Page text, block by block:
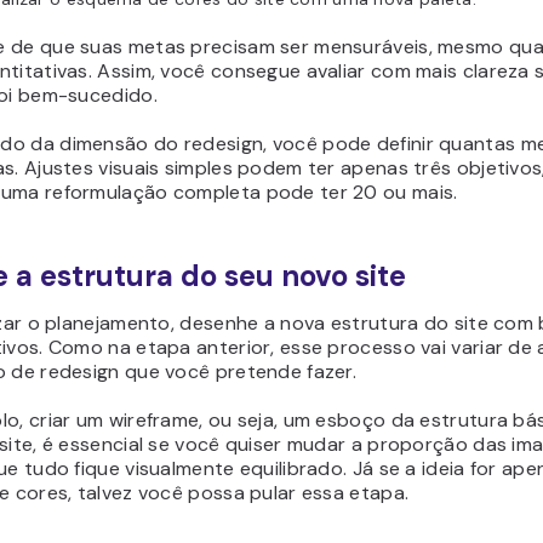
de que suas metas precisam ser mensuráveis, mesmo
Assim, você consegue avaliar com mais clareza
bem-sucedido.
da dimensão do redesign, você pode definir quantas
Ajustes visuais simples podem ter apenas três
reformulação completa pode ter 20 ou mais.
a estrutura do seu novo site
o planejamento, desenhe a nova estrutura do site com
Como na etapa anterior, esse processo vai variar de
de redesign que você pretende fazer.
criar um wireframe, ou seja, um esboço da estrutura
é essencial se você quiser mudar a proporção das
tudo fique visualmente equilibrado. Já se a ideia for
cores, talvez você possa pular essa etapa.